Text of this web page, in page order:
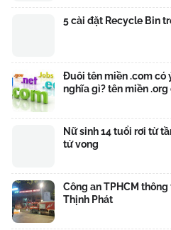
5 cài đặt Recycle Bin
Đuôi tên miền .com có
nghĩa gì? tên miền
Nữ sinh 14 tuổi rơi từ
tử vong
Công an TPHCM
Thịnh Phát